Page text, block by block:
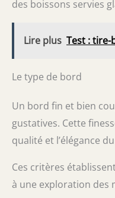
des boissons servies
Lire plus Test : tire-
Le type de bord
Un bord fin et bien
gustatives. Cette
qualité et l’élégance
Ces critères
à une exploration des